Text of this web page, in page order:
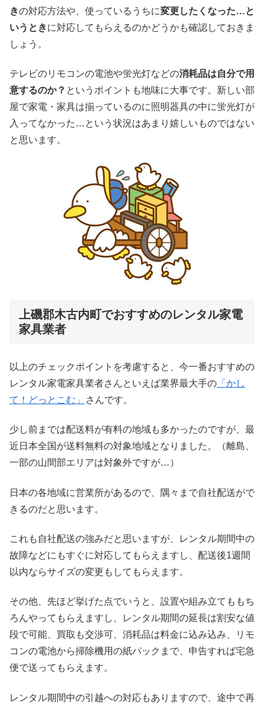
きの対応方法や、使っているうちに変更したくなった…と
いうときに対応してもらえるのかどうかも確認しておきま
しょう。
テレビのリモコンの電池や蛍光灯などの消耗品は自分で用
意するのか？ というポイントも地味に大事です。新しい部
屋で家電・家具は揃っているのに照明器具の中に蛍光灯が
入ってなかった…という状況はあまり嬉しいものではない
と思います。
上磯郡木古内町でおすすめのレンタル家電
家具業者
以上のチェックポイントを考慮すると、今一番おすすめの
レンタル家電家具業者さんといえば業界最大手の 「かし
て！どっとこむ」
さんです。
少し前までは配送料が有料の地域も多かったのですが、最
近日本全国が送料無料の対象地域となりました。（離島、
一部の山間部エリアは対象外ですが…）
日本の各地域に営業所があるので、隅々まで自社配送がで
きるのだと思います。
これも自社配送の強みだと思いますが、レンタル期間中の
故障などにもすぐに対応してもらえますし、配送後1週間
以内ならサイズの変更もしてもらえます。
その他、先ほど挙げた点でいうと、設置や組み立てももち
ろんやってもらえますし、レンタル期間の延長は割安な値
段で可能、買取も交渉可、消耗品は料金に込み込み、リモ
コンの電池から掃除機用の紙パックまで、申告すれば宅急
便で送ってもらえます。
レンタル期間中の引越への対応もありますので、途中で再